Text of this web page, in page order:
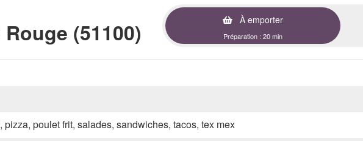
(51100)
À emporter
Préparation : 20 min
poulet frit, salades, sandwiches, tacos, tex mex